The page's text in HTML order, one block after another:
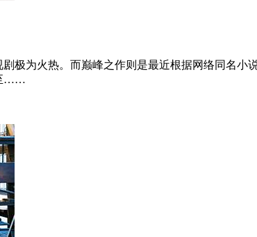
极为火热。而巅峰之作则是最近根据网络同名小
……